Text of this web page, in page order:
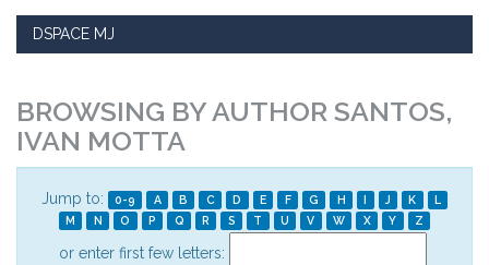
DSPACE MJ
BROWSING BY AUTHOR SANTOS,
IVAN MOTTA
Jump to: 0-9 A B C D E F G H I J K
L
M
N O P Q R S T U V W X Y Z
or enter first few letters: